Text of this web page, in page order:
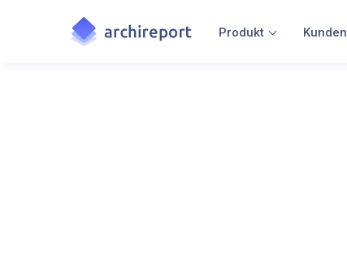
Produkt Kunden